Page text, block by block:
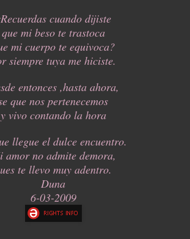
cuando dijiste
que mi beso te trastoca
mi cuerpo te equivoca?
siempre tuya me hiciste.
entonces ,hasta ahora,
que nos pertenecemos
y vivo contando la hora
llegue el dulce encuentro.
amor no admite demora,
te llevo muy adentro.
Duna
6-03-2009